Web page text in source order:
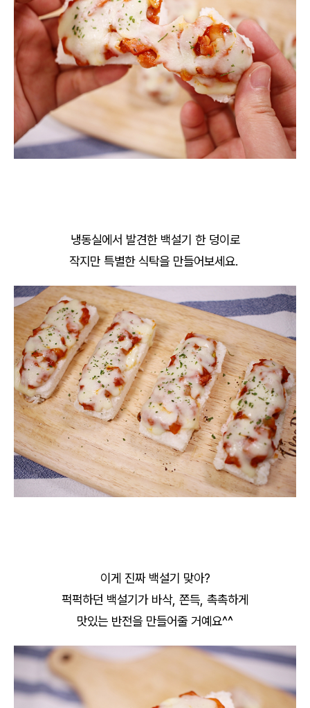
냉동실에서 발견한 백설기 한 덩이로
작지만 특별한 식탁을 만들어보세요.
이게 진짜 백설기 맞아?
퍽퍽하던 백설기가 바삭, 쫀득, 촉촉하게
맛있는 반전을 만들어줄 거예요^^